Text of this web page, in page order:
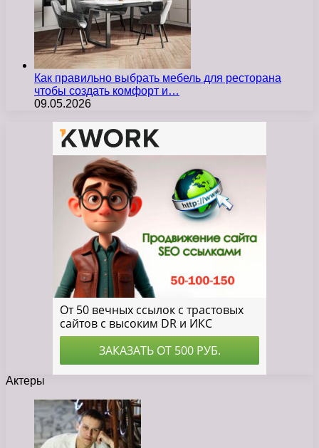
Как правильно выбрать мебель для ресторана
чтобы создать комфорт и…
09.05.2026
Актеры